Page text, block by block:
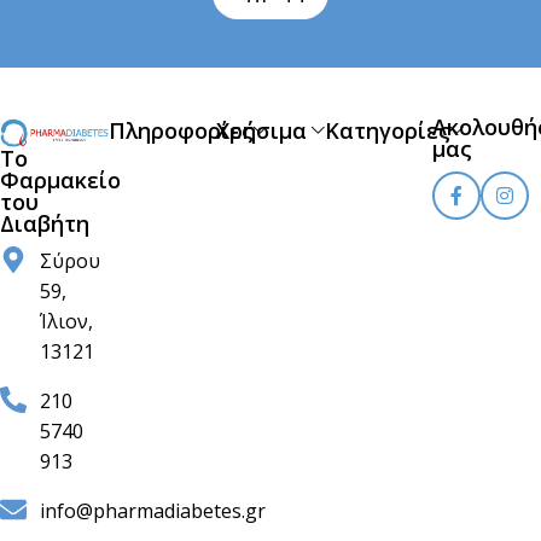
Το
Φαρμακείο
του
Διαβήτη
Σύρου
59,
Ίλιον,
13121
210
5740
913
info@pharmadiabetes.gr
ΠληροφορίεςΧρήσιμα Κατηγορίες
μας